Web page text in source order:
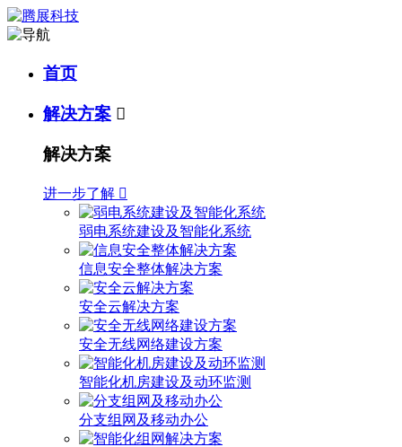
首页
解决方案 
解决方案
进一步了解 
弱电系统建设及智能化系统
信息安全整体解决方案
安全云解决方案
安全无线网络建设方案
智能化机房建设及动环监测
分支组网及移动办公